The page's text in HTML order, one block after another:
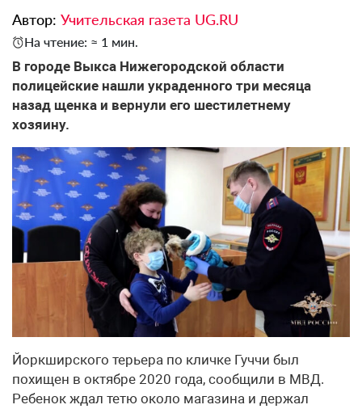
Автор: Учительская газета UG.RU
На чтение: ≈ 1 мин.
В городе Выкса Нижегородской области
полицейские нашли украденного три месяца
назад щенка и вернули его шестилетнему
хозяину.
Йоркширского терьера по кличке Гуччи был
похищен в октябре 2020 года, сообщили в МВД.
Ребенок ждал тетю около магазина и держал